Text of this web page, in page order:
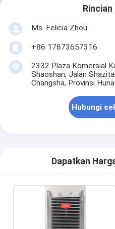
Ms. Felicia Zhou
+86 17873657316
2332 Plaza Komersial
Shaoshan, Jalan
Changsha, Provinsi
Hubungi
Dapatkan